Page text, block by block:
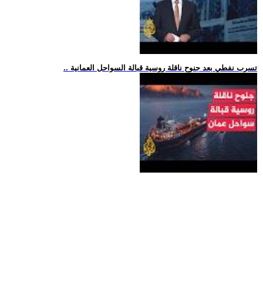
.. تسرب نفطي بعد جنوح ناقلة روسية قبالة السواحل العمانية